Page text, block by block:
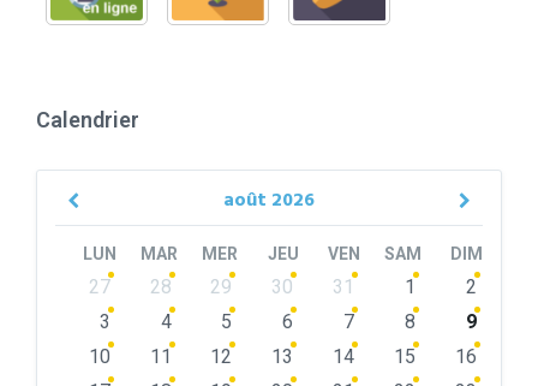
Calendrier
août 2026
Previous
LUN MAR MER JEU VEN SAM DIM
Skip
calendar
27 28 29 30 31 1
2
3
4 5 6 7 8
9
10
11 12 13 14 15
16